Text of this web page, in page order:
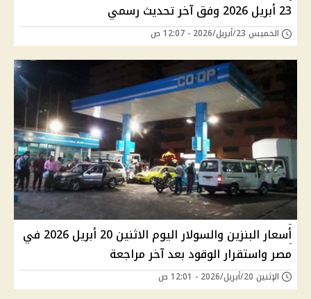
23 أبريل 2026 وفق آخر تحديث رسمي
الخميس 23/أبريل/2026 - 12:07 ص
أسعار البنزين والسولار اليوم الاثنين 20 أبريل 2026 في
مصر واستقرار الوقود بعد آخر مراجعة
الإثنين 20/أبريل/2026 - 12:01 ص